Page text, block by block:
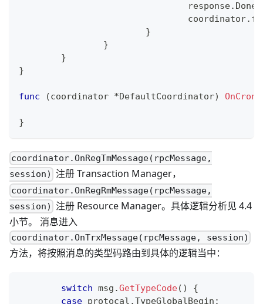
				response
. Done
				coordinator
.
}
}
}
}
func (coordinator *DefaultCoordinator) OnCron
}
coordinator.OnRegTmMessage(rpcMessage,
session) 注册 Transaction Manager，
coordinator.OnRegRmMessage(rpcMessage,
session) 注册 Resource Manager。具体逻辑分析见 4.4
小节。 消息进入
coordinator.OnTrxMessage(rpcMessage, session)
方法，将按照消息的类型码路由到具体的逻辑当中：
switch msg .GetTypeCode( )
{
case protocal .TypeGlobalBegin :